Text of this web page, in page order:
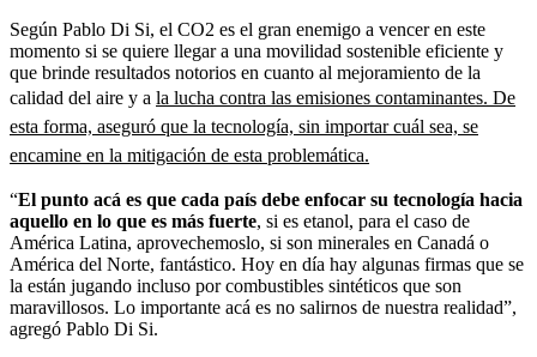
Según Pablo Di Si, el CO2 es el gran enemigo a vencer en este
momento si se quiere llegar a una movilidad sostenible eficiente y
que brinde resultados notorios en cuanto al mejoramiento de la
calidad del aire y a la lucha contra las emisiones contaminantes. De
esta forma, aseguró que la tecnología, sin importar cuál sea, se
encamine en la mitigación de esta problemática.
“El punto acá es que cada país debe enfocar su tecnología hacia
aquello en lo que es más fuerte, si es etanol, para el caso de
América Latina, aprovechemoslo, si son minerales en Canadá o
América del Norte, fantástico. Hoy en día hay algunas firmas que se
la están jugando incluso por combustibles sintéticos que son
maravillosos. Lo importante acá es no salirnos de nuestra realidad”,
agregó Pablo Di Si.